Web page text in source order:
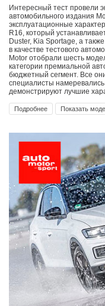
Интересный тест провели
автомобильного издания
эксплуатационные
R16, который
Duster, Kia Sportage, а
в качестве тестового
Motor отобрали шесть
категории премиальной
бюджетный сегмент. Все
специалисты
демонстрируют лучшие
Подробнее Показать